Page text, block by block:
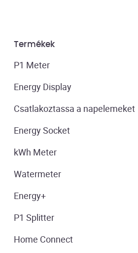
Termékek
P1 Meter
Energy Display
Csatlakoztassa a napelemeket
Energy Socket
kWh Meter
Watermeter
Energy+
P1 Splitter
Home Connect